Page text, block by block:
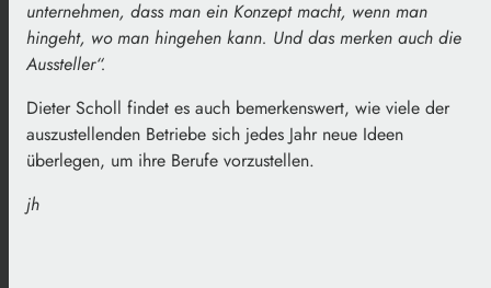
unternehmen, dass man ein Konzept macht, wenn man
hingeht, wo man hingehen kann. Und das merken auch die
Aussteller“.
Dieter Scholl findet es auch bemerkenswert, wie viele der
auszustellenden Betriebe sich jedes Jahr neue Ideen
überlegen, um ihre Berufe vorzustellen.
jh